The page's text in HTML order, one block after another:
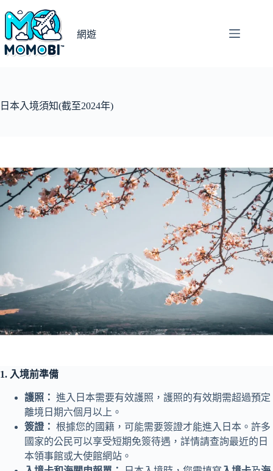
主
要
網遊
日本入境須知(截至2024年)
1. 入境前準備
護照： 進入日本需要有效護照，護照的有效期需超過預定
離境日期六個月以上。
簽證： 根據您的國籍，可能需要簽證才能進入日本。許多
國家的公民可以享受短期免簽待遇，詳情請查詢最近的日
本領事館或大使館網站。